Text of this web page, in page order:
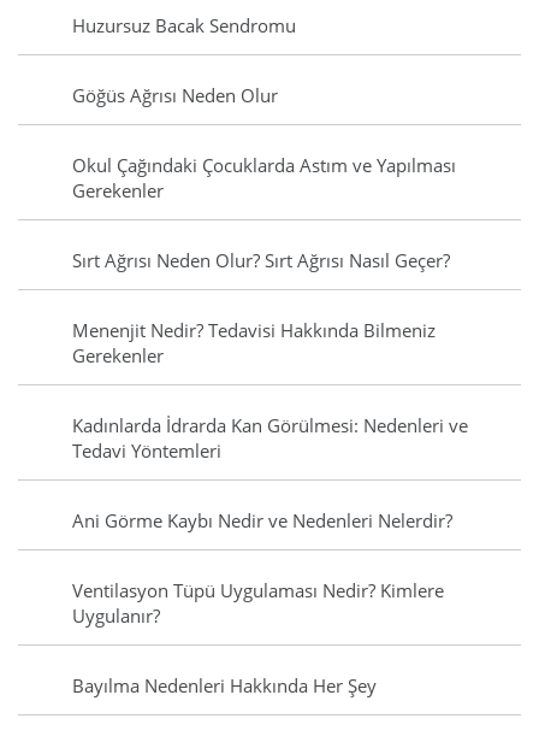
Huzursuz Bacak Sendromu
Göğüs Ağrısı Neden Olur
Okul Çağındaki Çocuklarda Astım ve Yapılması
Gerekenler
Sırt Ağrısı Neden Olur? Sırt Ağrısı Nasıl Geçer?
Menenjit Nedir? Tedavisi Hakkında Bilmeniz
Gerekenler
Kadınlarda İdrarda Kan Görülmesi: Nedenleri ve
Tedavi Yöntemleri
Ani Görme Kaybı Nedir ve Nedenleri Nelerdir?
Ventilasyon Tüpü Uygulaması Nedir? Kimlere
Uygulanır?
Bayılma Nedenleri Hakkında Her Şey